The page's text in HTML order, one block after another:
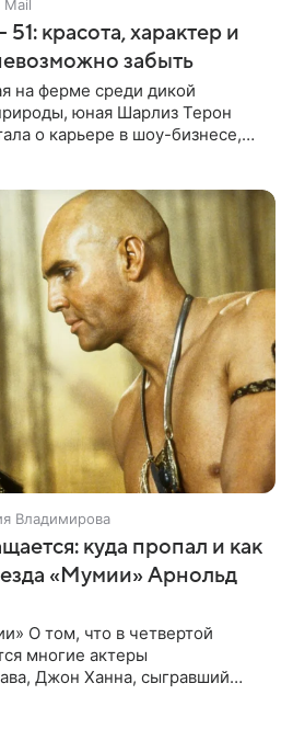
красота, характер и
забыть
на ферме среди дикой
юная Шарлиз Терон
о карьере в шоу-бизнесе,
Владимирова
куда пропал и как
«Мумии» Арнольд
О том, что в четвертой
многие актеры
Джон Ханна, сыгравший